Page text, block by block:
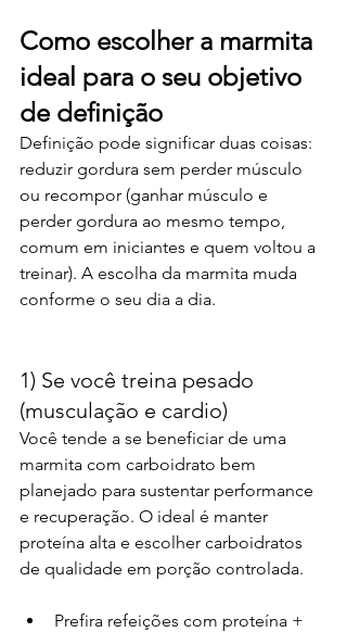
Como escolher a marmita
ideal para o seu objetivo
de definição
Definição pode significar duas coisas:
reduzir gordura sem perder músculo
ou recompor (ganhar músculo e
perder gordura ao mesmo tempo,
comum em iniciantes e quem voltou a
treinar). A escolha da marmita muda
conforme o seu dia a dia.
1) Se você treina pesado
(musculação e cardio)
Você tende a se beneficiar de uma
marmita com carboidrato bem
planejado para sustentar performance
e recuperação. O ideal é manter
proteína alta e escolher carboidratos
de qualidade em porção controlada.
Prefira refeições com proteína +